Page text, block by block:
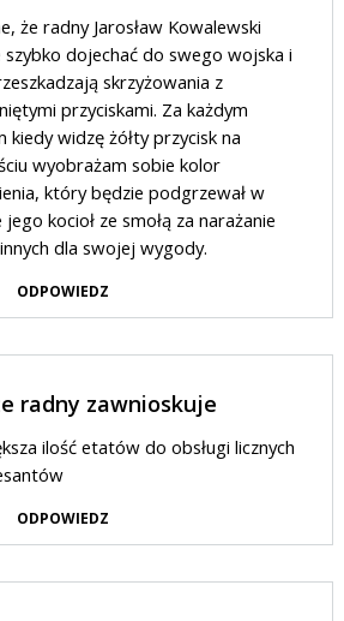
że radny Jarosław Kowalewski
szybko dojechać do swego wojska i
skrzyżowania z
przyciskami. Za każdym
kiedy widzę żółty przycisk na
wyobrażam sobie kolor
który będzie podgrzewał w
jego kocioł ze smołą za narażanie
dla swojej wygody.
ODPOWIEDZ
radny zawnioskuje
ilość etatów do obsługi licznych
ODPOWIEDZ